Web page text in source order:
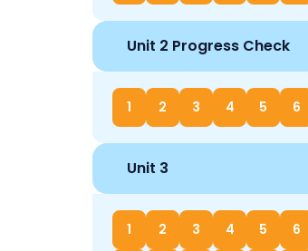
Unit 2 Progress Check
1 2 3 4 5 6
Unit 3
1 2 3 4 5 6